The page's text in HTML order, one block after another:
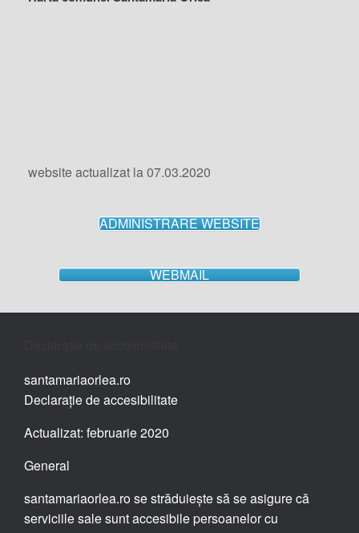
website actualizat la 07.03.2020
ADMINISTRARE WEBSITE
WEBMAIL
santamariaorlea.ro
Declarație de accesibilitate
Actualizat: februarie 2020
General
santamariaorlea.ro se străduiește să se asigure că
serviciile sale sunt accesibile persoanelor cu